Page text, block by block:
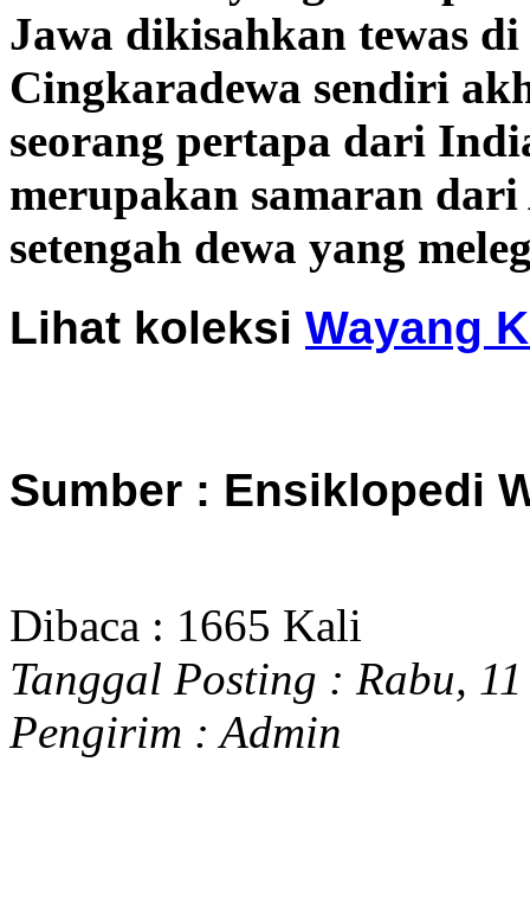
Jawa dikisahkan tewas
Cingkaradewa sendiri
seorang pertapa dari
merupakan samaran
setengah dewa yang
Lihat koleksi Wayang
Sumber : Ensiklopedi
Dibaca : 1665 Kali
Tanggal Posting : Rabu,
Pengirim :Admin